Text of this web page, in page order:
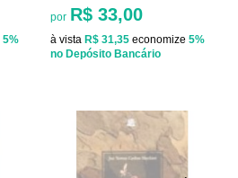
5%
por R$ 33,00
à vista R$ 31,35 economize 5%
no Depósito Bancário